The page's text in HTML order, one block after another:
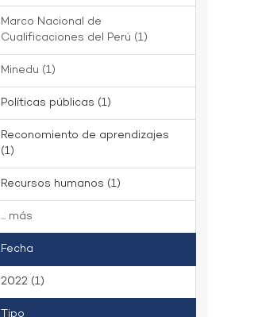
Marco Nacional de
Cualificaciones del Perú (1)
Minedu (1)
Políticas públicas (1)
Reconomiento de aprendizajes
(1)
Recursos humanos (1)
... más
Fecha
2022 (1)